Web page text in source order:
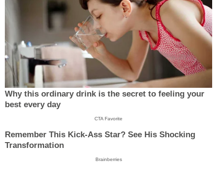
Why this ordinary drink is the secret to feeling your
best every day
CTA Favorite
Remember This Kick-Ass Star? See His Shocking
Transformation
Brainberries